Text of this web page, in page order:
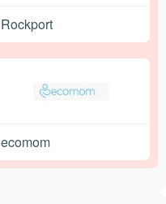
Rockport
ecomom